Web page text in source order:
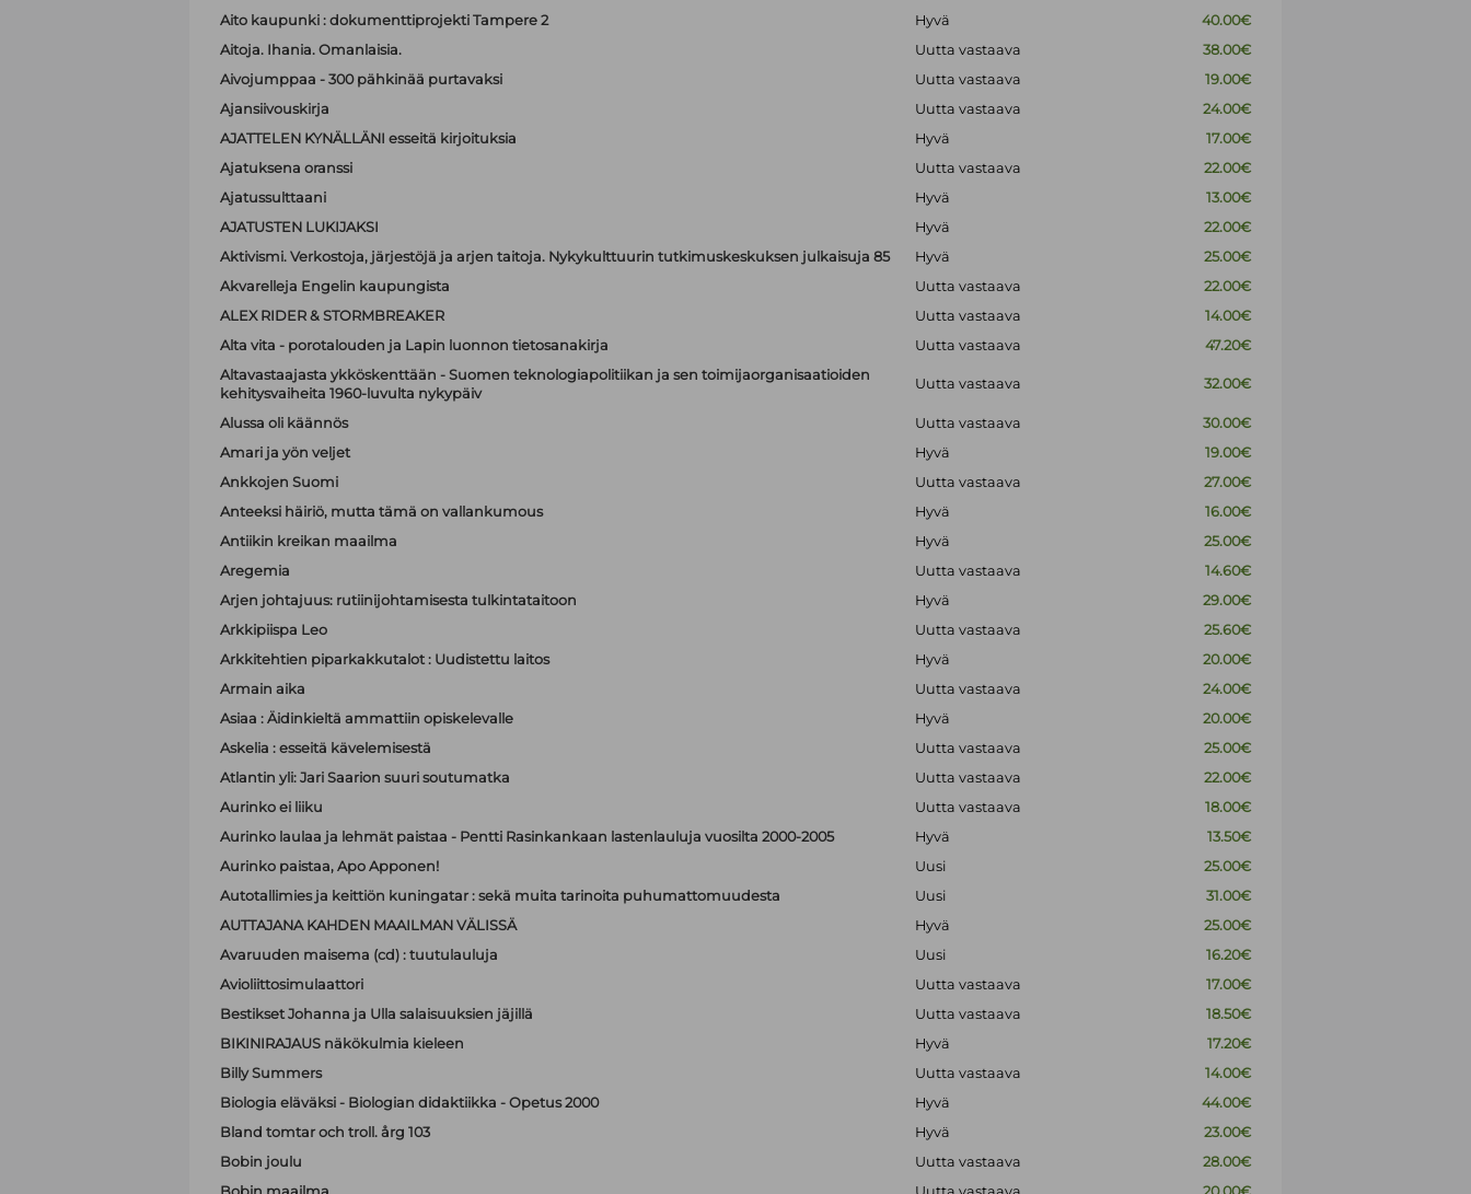
Aito kaupunki : dokumenttiprojekti Tampere 2
Hyvä
40.00€
Aitoja. Ihania. Omanlaisia.
Uutta vastaava
38.00€
Aivojumppaa - 300 pähkinää purtavaksi
Uutta vastaava
19.00€
Ajansiivouskirja
Uutta vastaava
24.00€
AJATTELEN KYNÄLLÄNI esseitä kirjoituksia
Hyvä
17.00€
Ajatuksena oranssi
Uutta vastaava
22.00€
Ajatussulttaani
Hyvä
13.00€
AJATUSTEN LUKIJAKSI
Hyvä
22.00€
Aktivismi. Verkostoja, järjestöjä ja arjen taitoja. Nykykulttuurin tutkimuskeskuksen julkaisuja 85
Hyvä
25.00€
Akvarelleja Engelin kaupungista
Uutta vastaava
22.00€
ALEX RIDER & STORMBREAKER
Uutta vastaava
14.00€
Alta vita - porotalouden ja Lapin luonnon tietosanakirja
Uutta vastaava
47.20€
Altavastaajasta ykköskenttään - Suomen teknologiapolitiikan ja sen toimijaorganisaatioiden
kehitysvaiheita 1960-luvulta nykypäiv
Uutta vastaava 32.00€
Alussa oli käännös Uutta vastaava
30.00€
Amari ja yön veljet
Hyvä
19.00€
Ankkojen Suomi
Uutta vastaava
27.00€
Anteeksi häiriö, mutta tämä on vallankumous
Hyvä
16.00€
Antiikin kreikan maailma
Hyvä
25.00€
Aregemia
Uutta vastaava
14.60€
Arjen johtajuus: rutiinijohtamisesta tulkintataitoon
Hyvä
29.00€
Arkkipiispa Leo
Uutta vastaava
25.60€
Arkkitehtien piparkakkutalot : Uudistettu laitos
Hyvä
20.00€
Armain aika
Uutta vastaava
24.00€
Asiaa : Äidinkieltä ammattiin opiskelevalle
Hyvä
20.00€
Askelia : esseitä kävelemisestä
Uutta vastaava
25.00€
Atlantin yli: Jari Saarion suuri soutumatka
Uutta vastaava
22.00€
Aurinko ei liiku
Uutta vastaava
18.00€
Aurinko laulaa ja lehmät paistaa - Pentti Rasinkankaan lastenlauluja vuosilta 2000-2005
Hyvä
13.50€
Aurinko paistaa, Apo Apponen!
Uusi
25.00€
Autotallimies ja keittiön kuningatar : sekä muita tarinoita puhumattomuudesta
Uusi
31.00€
AUTTAJANA KAHDEN MAAILMAN VÄLISSÄ
Hyvä
25.00€
Avaruuden maisema (cd) : tuutulauluja
Uusi
16.20€
Avioliittosimulaattori
Uutta vastaava
17.00€
Bestikset Johanna ja Ulla salaisuuksien jäjillä
Uutta vastaava
18.50€
BIKINIRAJAUS näkökulmia kieleen
Hyvä
17.20€
Billy Summers
Uutta vastaava
14.00€
Biologia eläväksi - Biologian didaktiikka - Opetus 2000
Hyvä
44.00€
Bland tomtar och troll. årg 103
Hyvä
23.00€
Bobin joulu
Uutta vastaava
28.00€